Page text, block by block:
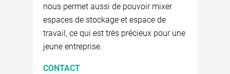
nous permet aussi de pouvoir mixer
espaces de stockage et espace de
travail, ce qui est très précieux pour une
jeune entreprise.
CONTACT